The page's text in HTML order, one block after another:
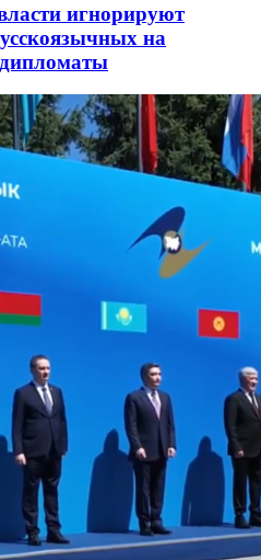
игнорируют
на